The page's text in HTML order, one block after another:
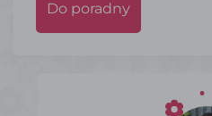
Do poradny